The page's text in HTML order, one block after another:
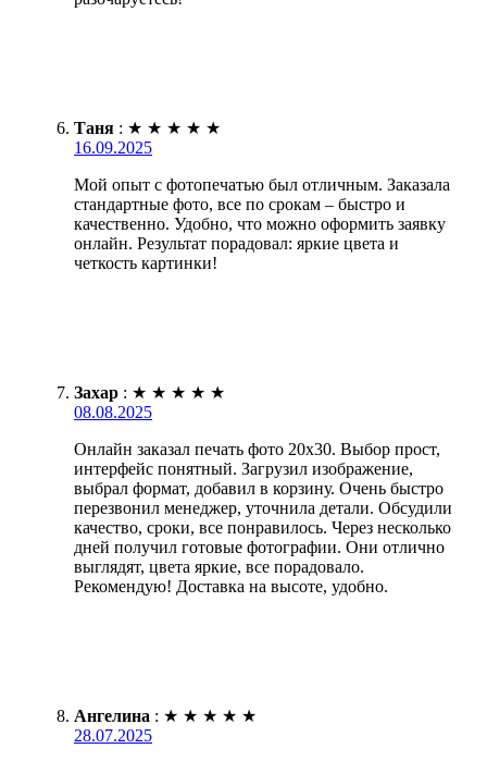
Таня : ★ ★ ★ ★ ★
16.09.2025
Мой опыт с фотопечатью был отличным. Заказала
стандартные фото, все по срокам – быстро и
качественно. Удобно, что можно оформить заявку
онлайн. Результат порадовал: яркие цвета и
четкость картинки!
Захар : ★ ★ ★ ★ ★
08.08.2025
Онлайн заказал печать фото 20х30. Выбор прост,
интерфейс понятный. Загрузил изображение,
выбрал формат, добавил в корзину. Очень быстро
перезвонил менеджер, уточнила детали. Обсудили
качество, сроки, все понравилось. Через несколько
дней получил готовые фотографии. Они отлично
выглядят, цвета яркие, все порадовало.
Рекомендую! Доставка на высоте, удобно.
Ангелина : ★ ★ ★ ★ ★
28.07.2025